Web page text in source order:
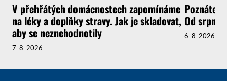
V přehřátých domácnostech zapomínáme
na léky a doplňky stravy. Jak je skladovat,
aby se neznehodnotily
7. 8. 2026
Poznáte,
Od srpna
6. 8. 2026